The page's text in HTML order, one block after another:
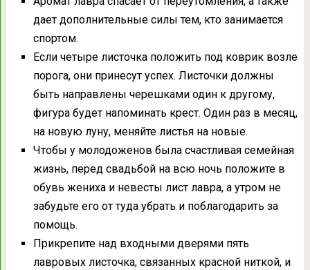
дает дополнительные силы тем, кто занимается
спортом.
Если четыре листочка положить под коврик возле
порога, они принесут успех. Листочки должны
быть направлены черешками один к другому,
фигура будет напоминать крест. Один раз в месяц,
на новую луну, меняйте листья на новые.
Чтобы у молодоженов была счастливая семейная
жизнь, перед свадьбой на всю ночь положите в
обувь жениха и невесты лист лавра, а утром не
забудьте его от туда убрать и поблагодарить за
помощь.
Прикрепите над входными дверями пять
лавровых листочка, связанных красной ниткой, и